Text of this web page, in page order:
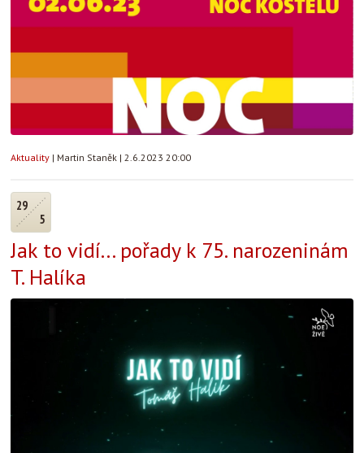
Aktuality | Martin Staněk | 2.6.2023 20:00
29
5
Jak to vidí... pořady k 75. narozeninám
T. Halíka